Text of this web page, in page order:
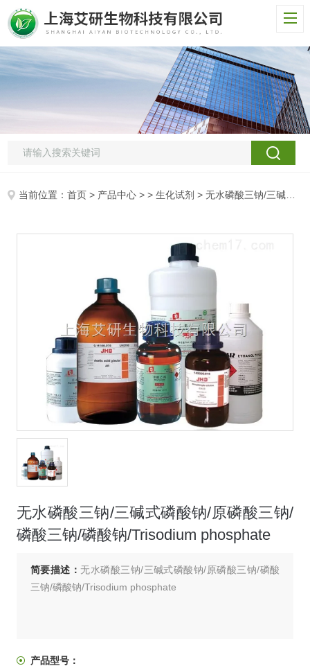
当前位置：首页 > 产品中心 > >生化试剂 > 无水磷酸三钠/三碱式磷酸钠/原磷酸三钠/磷酸三钠/磷酸钠/Trisodium phosphate
无水磷酸三钠/三碱式磷酸钠/原磷酸三钠/
磷酸三钠/磷酸钠/Trisodium phosphate
简要描述：无水磷酸三钠/三碱式磷酸钠/原磷酸三钠/磷酸
三钠/磷酸钠/Trisodium phosphate
产品型号：